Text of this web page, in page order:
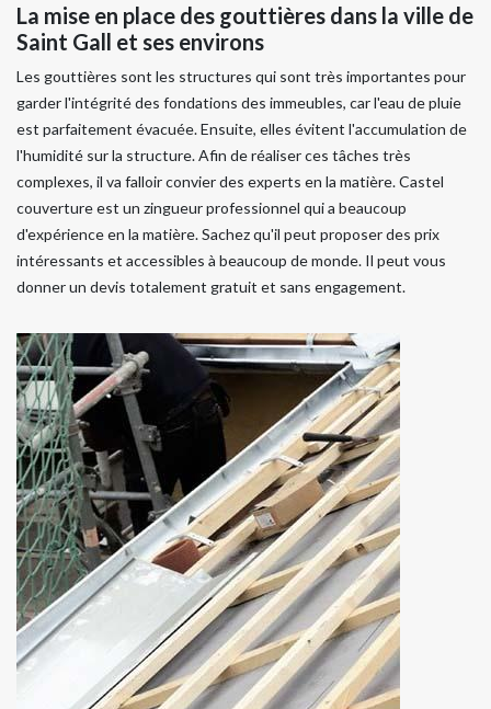
La mise en place des gouttières dans la ville de
Saint Gall et ses environs
Les gouttières sont les structures qui sont très importantes pour
garder l'intégrité des fondations des immeubles, car l'eau de pluie
est parfaitement évacuée. Ensuite, elles évitent l'accumulation de
l'humidité sur la structure. Afin de réaliser ces tâches très
complexes, il va falloir convier des experts en la matière. Castel
couverture est un zingueur professionnel qui a beaucoup
d'expérience en la matière. Sachez qu'il peut proposer des prix
intéressants et accessibles à beaucoup de monde. Il peut vous
donner un devis totalement gratuit et sans engagement.